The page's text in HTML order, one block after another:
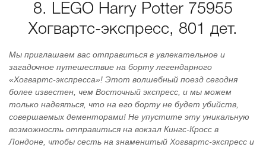
8. LEGO Harry Potter 75955
Хогвартс-экспресс, 801 дет.
Мы приглашаем вас отправиться в увлекательное и
загадочное путешествие на борту легендарного
«Хогвартс-экспресса»! Этот волшебный поезд сегодня
более известен, чем Восточный экспресс, и мы можем
только надеяться, что на его борту не будет убийств,
совершаемых дементорами! Не упустите эту уникальную
возможность отправиться на вокзал Кингс-Кросс в
Лондоне, чтобы сесть на знаменитый Хогвартс-экспресс и